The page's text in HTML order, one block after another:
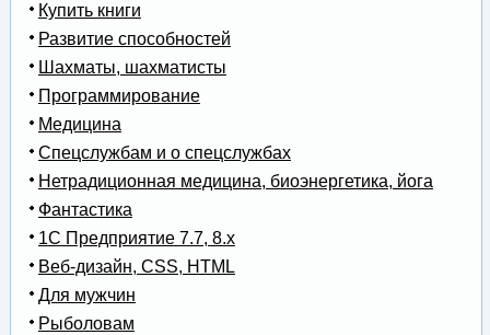
Купить книги
Развитие способностей
Шахматы, шахматисты
Программирование
Медицина
Спецслужбам и о спецслужбах
Нетрадиционная медицина, биоэнергетика, йога
Фантастика
1С Предприятие 7.7, 8.x
Веб-дизайн, CSS, HTML
Для мужчин
Рыболовам